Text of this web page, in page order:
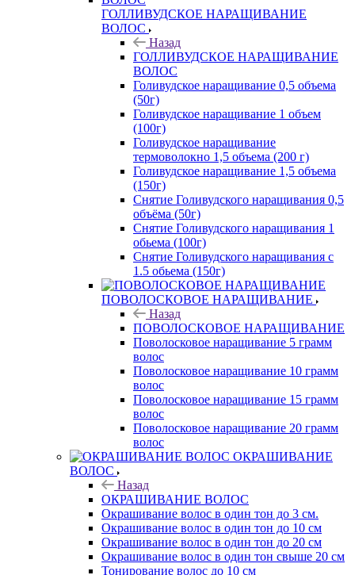
ГОЛЛИВУДСКОЕ НАРАЩИВАНИЕ
ВОЛОС
Назад
ГОЛЛИВУДСКОЕ НАРАЩИВАНИЕ
ВОЛОС
Голивудское наращивание 0,5 объема
(50г)
Голивудское наращивание 1 объем
(100г)
Голивудское наращивание
термоволокно 1,5 объема (200 г)
Голивудское наращивание 1,5 объема
(150г)
Снятие Голивудского наращивания 0,5
объёма (50г)
Снятие Голивудского наращивания 1
обьема (100г)
Снятие Голивудского наращивания с
1.5 обьема (150г)
ПОВОЛОСКОВОЕ НАРАЩИВАНИЕ
Назад
ПОВОЛОСКОВОЕ НАРАЩИВАНИЕ
Поволосковое наращивание 5 грамм
волос
Поволосковое наращивание 10 грамм
волос
Поволосковое наращивание 15 грамм
волос
Поволосковое наращивание 20 грамм
волос
ОКРАШИВАНИЕ
ВОЛОС
Назад
ОКРАШИВАНИЕ ВОЛОС
Окрашивание волос в один тон до 3 см.
Окрашивание волос в один тон до 10 см
Окрашивание волос в один тон до 20 см
Окрашивание волос в один тон свыше 20 см
Тонирование волос до 10 см